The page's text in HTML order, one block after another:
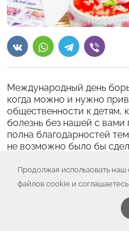
Продолжая использовать наш
файлов cookie и
Международный день
когда можно и нужно
общественности к детям,
болезнь без нашей с
полна благодарностей
не возможно было бы
наполненным полезными
1 – Творческое. 10-00 мы
делаем с детьми, кто уже
родителями открытки для